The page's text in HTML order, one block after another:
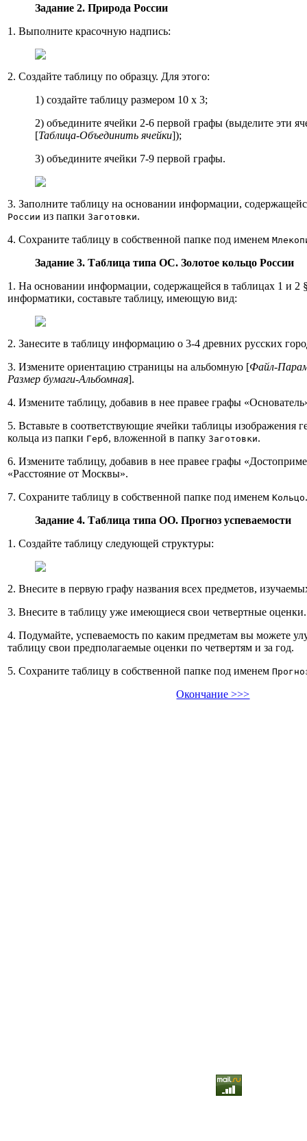
Задание 2. Природа России
1. Выполните красочную надпись:
2. Создайте таблицу по образцу. Для этого:
1) создайте таблицу размером 10 х 3;
2) объедините ячейки 2-6 первой графы (выделите эти
[Таблица-Объединить ячейки]);
3) объедините ячейки 7-9 первой графы.
3. Заполните таблицу на основании информации,
России из папки Заготовки.
4. Сохраните таблицу в собственной папке под именем
Задание 3. Таблица типа ОС. Золотое кольцо России
1. На основании информации, содержащейся в таблицах 1 и 2
информатики, составьте таблицу, имеющую вид:
2. Занесите в таблицу информацию о 3-4 древних русских
3. Измените ориентацию страницы на альбомную [Файл-
Размер бумаги-Альбомная].
4. Измените таблицу, добавив в нее правее графы
5. Вставьте в соответствующие ячейки таблицы изображения
кольца из папки Герб, вложенной в папку Заготовки.
6. Измените таблицу, добавив в нее правее графы
«Расстояние от Москвы».
7. Сохраните таблицу в собственной папке под именем Кольцо.
Задание 4. Таблица типа ОО. Прогноз успеваемости
1. Создайте таблицу следующей структуры:
2. Внесите в первую графу названия всех предметов,
3. Внесите в таблицу уже имеющиеся свои четвертные оценки.
4. Подумайте, успеваемость по каким предметам вы можете
таблицу свои предполагаемые оценки по четвертям и за год.
5. Сохраните таблицу в собственной папке под именем
Окончание >>>